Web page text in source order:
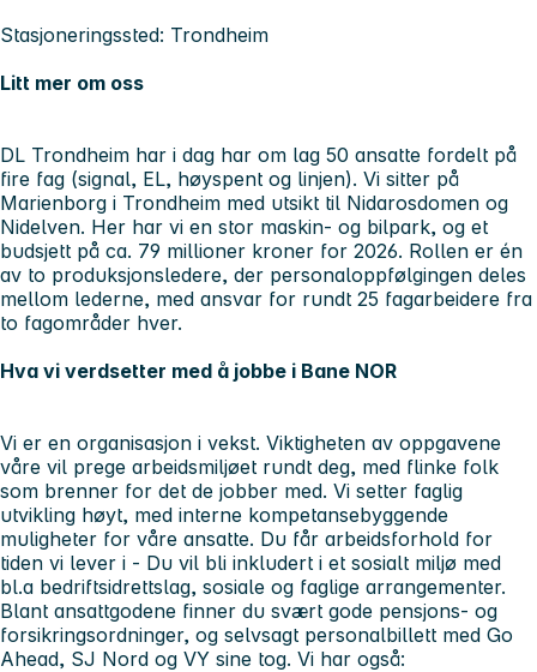
Stasjoneringssted: Trondheim
Litt mer om oss
DL Trondheim har i dag har om lag 50 ansatte fordelt på
fire fag (signal, EL, høyspent og linjen). Vi sitter på
Marienborg i Trondheim med utsikt til Nidarosdomen og
Nidelven. Her har vi en stor maskin- og bilpark, og et
budsjett på ca. 79 millioner kroner for 2026. Rollen er én
av to produksjonsledere, der personaloppfølgingen deles
mellom lederne, med ansvar for rundt 25 fagarbeidere fra
to fagområder hver.
Hva vi verdsetter med å jobbe i Bane NOR
Vi er en organisasjon i vekst. Viktigheten av oppgavene
våre vil prege arbeidsmiljøet rundt deg, med flinke folk
som brenner for det de jobber med. Vi setter faglig
utvikling høyt, med interne kompetansebyggende
muligheter for våre ansatte. Du får arbeidsforhold for
tiden vi lever i - Du vil bli inkludert i et sosialt miljø med
bl.a bedriftsidrettslag, sosiale og faglige arrangementer.
Blant ansattgodene finner du svært gode pensjons- og
forsikringsordninger, og selvsagt personalbillett med Go
Ahead, SJ Nord og VY sine tog. Vi har også: